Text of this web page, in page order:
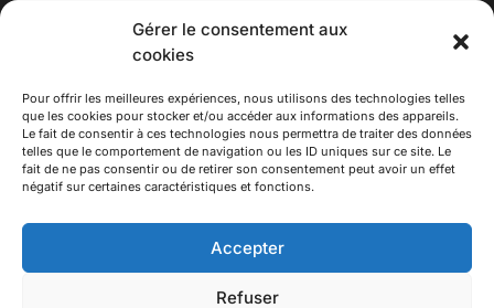
Gérer le consentement aux
cookies
Pour offrir les meilleures expériences, nous utilisons des technologies telles
que les cookies pour stocker et/ou accéder aux informations des appareils.
Le fait de consentir à ces technologies nous permettra de traiter des données
telles que le comportement de navigation ou les ID uniques sur ce site. Le
fait de ne pas consentir ou de retirer son consentement peut avoir un effet
négatif sur certaines caractéristiques et fonctions.
Accepter
Refuser
Téléphone : 04 78 53 06 40
maisondesculturesasiatiques@asiexpo.com